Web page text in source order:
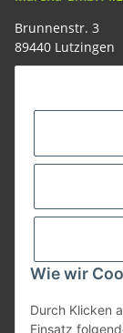
Wie wir
Durch Klicken
Einsatz
Brunnenstr. 3
89440 Lutzingen